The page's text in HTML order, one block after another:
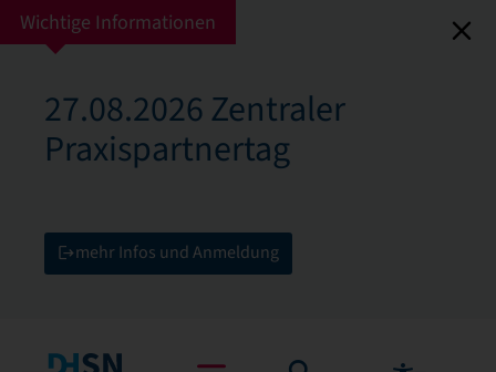
Wichtige Informationen
27.08.2026 Zentraler
Praxispartnertag
mehr Infos und Anmeldung